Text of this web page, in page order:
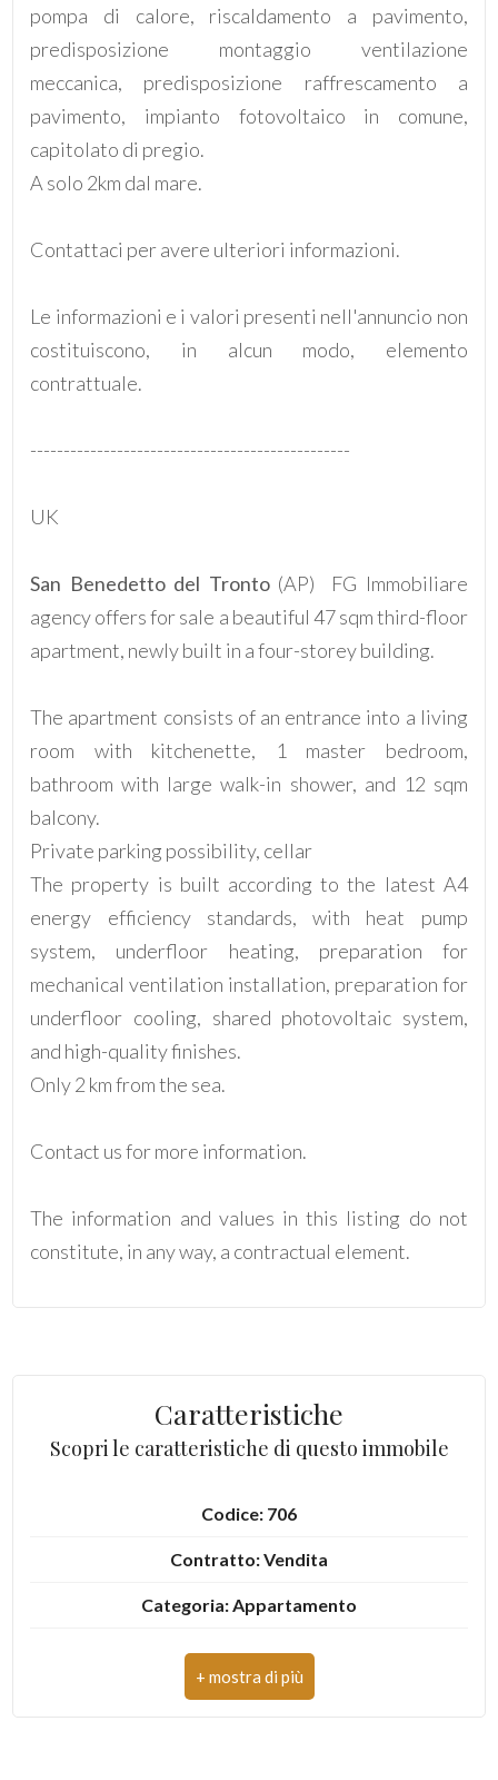
pompa di calore, riscaldamento a pavimento,
predisposizione montaggio ventilazione
meccanica, predisposizione raffrescamento a
pavimento, impianto fotovoltaico in comune,
capitolato di pregio.
A solo 2km dal mare.
Contattaci per avere ulteriori informazioni.
Le informazioni e i valori presenti nell'annuncio non
costituiscono, in alcun modo, elemento
contrattuale.
------------------------------------------------
UK
San Benedetto del Tronto(AP)  FG Immobiliare
agency offers for sale a beautiful 47 sqm third-floor
apartment, newly built in a four-storey building.
The apartment consists of an entrance into a living
room with kitchenette, 1 master bedroom,
bathroom with large walk-in shower, and 12 sqm
balcony.
Private parking possibility, cellar
The property is built according to the latest A4
energy efficiency standards, with heat pump
system, underfloor heating, preparation for
mechanical ventilation installation, preparation for
underfloor cooling, shared photovoltaic system,
and high-quality finishes.
Only 2 km from the sea.
Contact us for more information.
The information and values in this listing do not
constitute, in any way, a contractual element.
Caratteristiche
Scopri le caratteristiche di questo immobile
Codice: 706
Contratto: Vendita
Categoria: Appartamento
Comune: San Benedetto del Tronto
Totale mq: 47 mq
Qualsiasi
1
2
minimi
Qualsiasi
3
4
5
5+
Camere
minime
2
5